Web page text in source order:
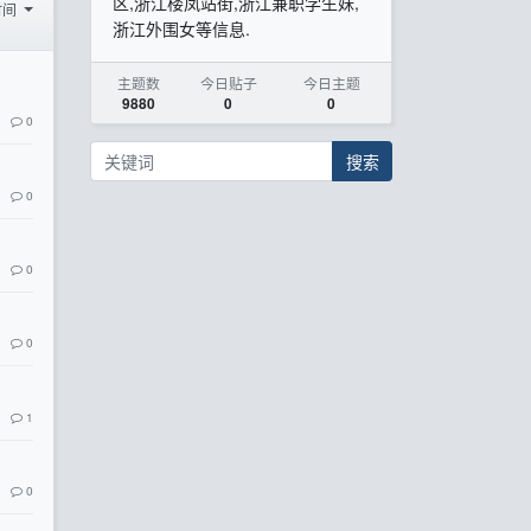
0
0
0
0
1
0
浙江外围女等信息.
主题数
9880
今日贴子
0
今日主题
0
搜索